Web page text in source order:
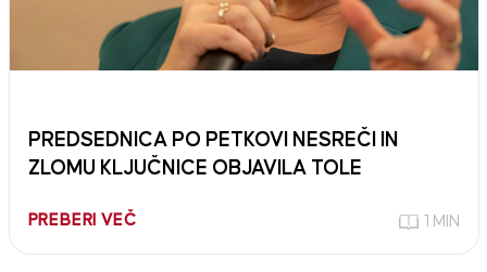
PREDSEDNICA PO PETKOVI NESREČI IN
ZLOMU KLJUČNICE OBJAVILA TOLE
PREBERI VEČ 1 MIN